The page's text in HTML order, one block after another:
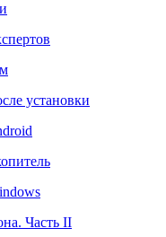
установки
Часть II